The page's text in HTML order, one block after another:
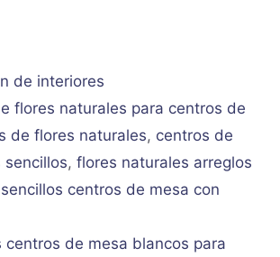
de interiores
flores naturales para centros de
de flores naturales, centros de
sencillos, flores naturales arreglos
centros de mesa con
centros de mesa blancos para